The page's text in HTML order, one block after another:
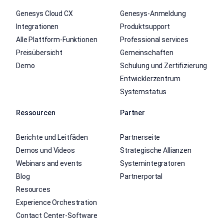
Genesys Cloud CX
Integrationen
Alle Plattform-Funktionen
Preisübersicht
Demo
Genesys-Anmeldung
Produktsupport
Professional services
Gemeinschaften
Schulung und Zertifizierung
Entwicklerzentrum
Systemstatus
Ressourcen
Berichte und Leitfäden
Demos und Videos
Webinars and events
Blog
Resources
Experience Orchestration
Contact Center-Software
Partner
Partnerseite
Strategische Allianzen
Systemintegratoren
Partnerportal